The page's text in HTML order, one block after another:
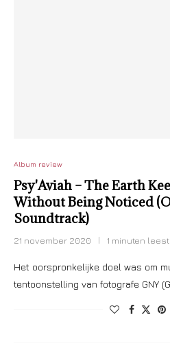
Album review
Psy'Aviah – The Earth
Without Being Noticed
Soundtrack)
21 november 2020 1 minuten
Het oorspronkelijke doel was om
tentoonstelling van fotografe GNY